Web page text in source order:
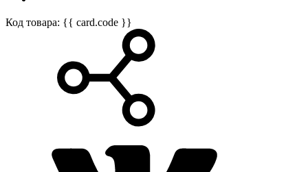
Код товара: {{ card.code }}